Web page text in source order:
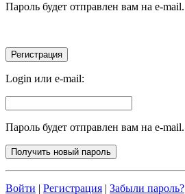
Пароль будет отправлен вам на e-mail.
Login или e-mail:
Пароль будет отправлен вам на e-mail.
Войти | Регистрация | Забыли пароль?